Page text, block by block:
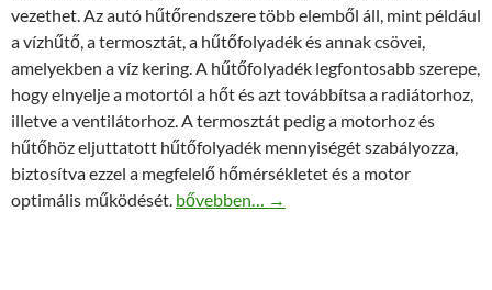
vezethet. Az autó hűtőrendszere több elemből áll, mint például
a vízhűtő, a termosztát, a hűtőfolyadék és annak csövei,
amelyekben a víz kering. A hűtőfolyadék legfontosabb szerepe,
hogy elnyelje a motortól a hőt és azt továbbítsa a radiátorhoz,
illetve a ventilátorhoz. A termosztát pedig a motorhoz és
hűtőhöz eljuttatott hűtőfolyadék mennyiségét szabályozza,
biztosítva ezzel a megfelelő hőmérsékletet és a motor
optimális működését. Túl kevés hűtőfolyadék az autóban – Mik
bővebben… →